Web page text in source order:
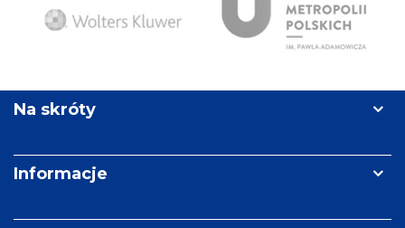
Adamowicza
Na skróty
Informacje